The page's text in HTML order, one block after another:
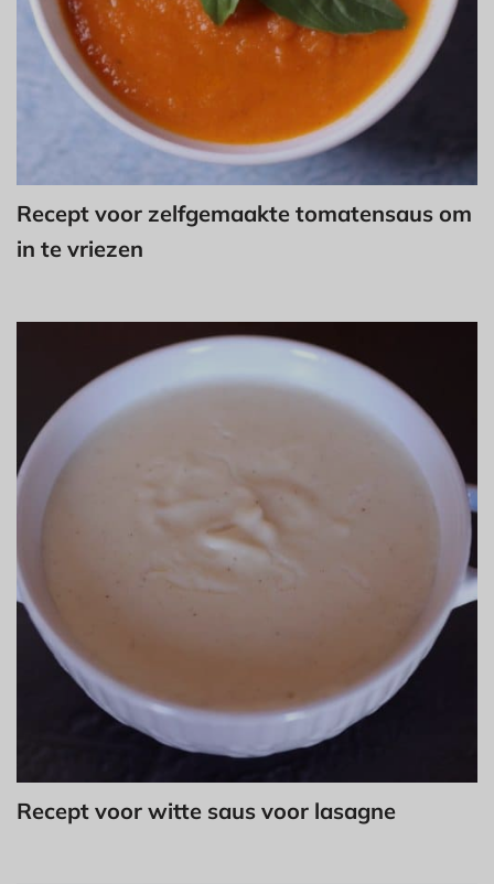
Recept voor zelfgemaakte tomatensaus om
in te vriezen
Recept voor witte saus voor lasagne